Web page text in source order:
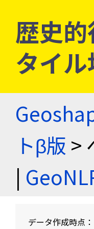
歴史
タイ
トβ版 >
|
データ作成時点：